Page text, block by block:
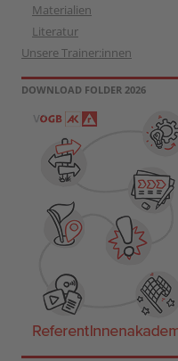
Materialien
Literatur
Unsere Trainer:innen
DOWNLOAD FOLDER 2026